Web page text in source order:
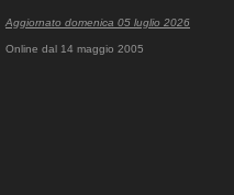
Aggiornato domenica 05 luglio 2026
Online dal 14 maggio 2005